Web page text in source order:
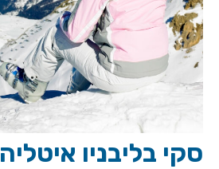
סקי בליבניו איטליה